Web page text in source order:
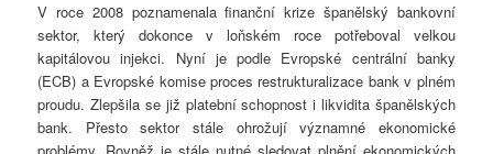
V roce 2008 poznamenala finanční krize španělský bankovní
sektor, který dokonce v loňském roce potřeboval velkou
kapitálovou injekci. Nyní je podle Evropské centrální banky
(ECB) a Evropské komise proces restrukturalizace bank v plném
proudu. Zlepšila se již platební schopnost i likvidita španělských
bank. Přesto sektor stále ohrožují významné ekonomické